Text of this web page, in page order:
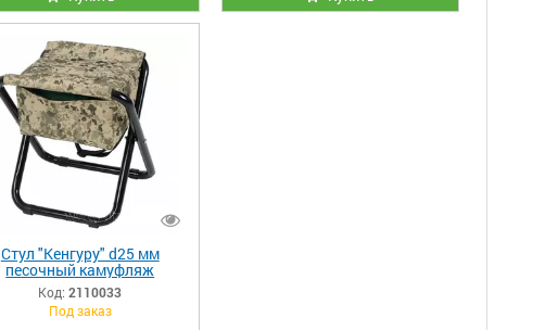
Стул "Кенгуру" d25 мм
песочный камуфляж
Код: 2110033
Под заказ